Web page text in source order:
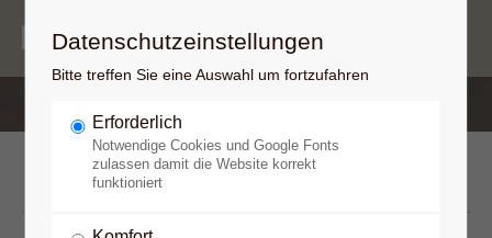
Freud
Datenschutzeinstellungen
Bitte treffen Sie eine Auswahl um fortzufahren
Erforderlich
Notwendige Cookies und Google Fonts
zulassen damit die Website korrekt
funktioniert